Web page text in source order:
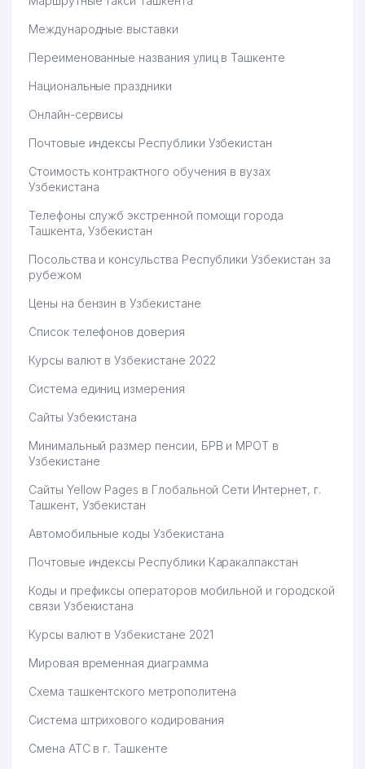
Международные выставки
Переименованные названия улиц в Ташкенте
Национальные праздники
Онлайн-сервисы
Почтовые индексы Республики Узбекистан
Стоимость контрактного обучения в вузах
Узбекистана
Телефоны служб экстренной помощи города
Ташкента, Узбекистан
Посольства и консульства Республики Узбекистан за
рубежом
Цены на бензин в Узбекистане
Список телефонов доверия
Курсы валют в Узбекистане 2022
Система единиц измерения
Сайты Узбекистана
Минимальный размер пенсии, БРВ и МРОТ в
Узбекистане
Сайты Yellow Pages в Глобальной Сети Интернет, г.
Ташкент, Узбекистан
Автомобильные коды Узбекистана
Почтовые индексы Республики Каракалпакстан
Коды и префиксы операторов мобильной и городской
связи Узбекистана
Курсы валют в Узбекистане 2021
Мировая временная диаграмма
Схема ташкентского метрополитена
Система штрихового кодирования
Смена АТС в г. Ташкенте